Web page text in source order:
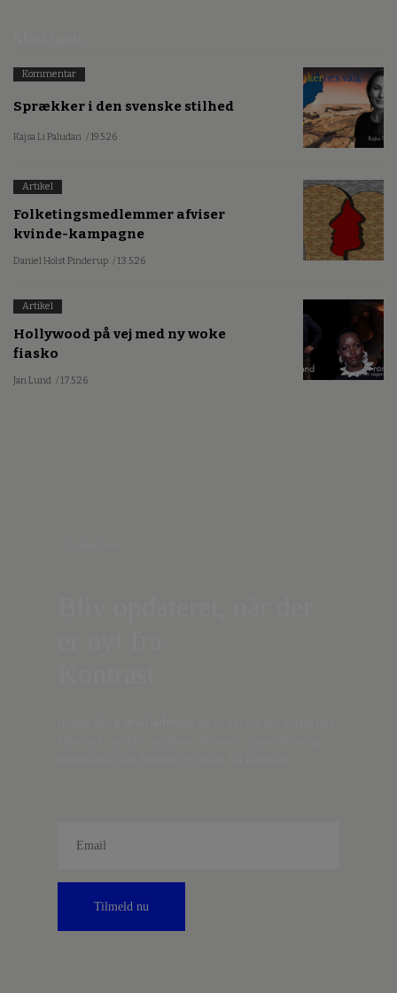
Kommentar
Sprækker i den svenske stilhed
Kajsa Li Paludan / 19.5.26
Artikel
Folketingsmedlemmer afviser
kvinde-kampagne
Daniel Holst Pinderup / 13.5.26
Artikel
Hollywood på vej med ny woke
fiasko
Jan Lund / 17.5.26
Tilmeld nu